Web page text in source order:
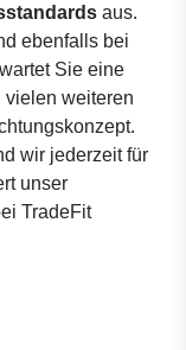
aus.
ebenfalls bei
Sie eine
vielen weiteren
wir jederzeit für
unser
TradeFit